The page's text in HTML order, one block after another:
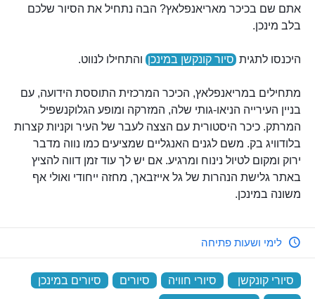
אתם שם בכיכר מאריאנפלאץ? הבה נתחיל את הסיור שלכם
בלב מינכן.
היכנסו לתגית סיור קונקשן במינכן והתחילו לנווט.
מתחילים במריאנפלאץ, הכיכר המרכזית התוססת הידועה, עם
בניין העירייה הניאו-גותי שלה, המזרקה ומופע הגלוקנשפיל
המרתק. כיכר היסטורית עם הצצה לעבר של העיר וקניות קצרות
בלודוויג בק. משם לגנים האנגליים שמציעים כמו נווה מדבר
ירוק ומקום לטיול נינוח ומרגיע. אם יש לך עוד זמן דווה להציץ
באתר גלישת הנהרות של גל אייזבאך, מחזה ייחודי ואולי אף
משונה במינכן.
לימי ושעות פתיחה
סיורי קונקשן סיורי חוויה סיורים סיורים במינכן